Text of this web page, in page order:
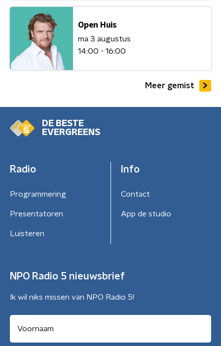
Open Huis
ma 3 augustus
14:00 - 16:00
Meer gemist
DE BESTE
EVERGREENS
Radio
Programmering
Presentatoren
Luisteren
Info
Contact
App de studio
NPO Radio 5 nieuwsbrief
Ik wil niks missen van NPO Radio 5!